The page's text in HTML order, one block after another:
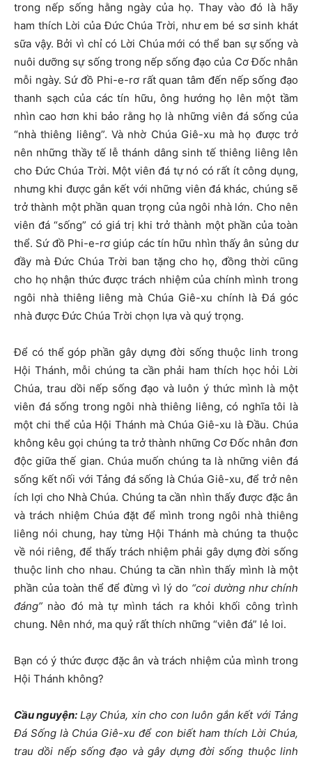
trong nếp sống hằng ngày của họ. Thay vào đó là hãy
ham thích Lời của Đức Chúa Trời, như em bé sơ sinh khát
sữa vậy. Bởi vì chỉ có Lời Chúa mới có thể ban sự sống và
nuôi dưỡng sự sống trong nếp sống đạo của Cơ Đốc nhân
mỗi ngày. Sứ đồ Phi-e-rơ rất quan tâm đến nếp sống đạo
thanh sạch của các tín hữu, ông hướng họ lên một tầm
nhìn cao hơn khi bảo rằng họ là những viên đá sống của
“nhà thiêng liêng”. Và nhờ Chúa Giê-xu mà họ được trở
nên những thầy tế lễ thánh dâng sinh tế thiêng liêng lên
cho Đức Chúa Trời. Một viên đá tự nó có rất ít công dụng,
nhưng khi được gắn kết với những viên đá khác, chúng sẽ
trở thành một phần quan trọng của ngôi nhà lớn. Cho nên
viên đá “sống” có giá trị khi trở thành một phần của toàn
thể. Sứ đồ Phi-e-rơ giúp các tín hữu nhìn thấy ân sủng dư
đầy mà Đức Chúa Trời ban tặng cho họ, đồng thời cũng
cho họ nhận thức được trách nhiệm của chính mình trong
ngôi nhà thiêng liêng mà Chúa Giê-xu chính là Đá góc
nhà được Đức Chúa Trời chọn lựa và quý trọng.
Để có thể góp phần gây dựng đời sống thuộc linh trong
Hội Thánh, mỗi chúng ta cần phải ham thích học hỏi Lời
Chúa, trau dồi nếp sống đạo và luôn ý thức mình là một
viên đá sống trong ngôi nhà thiêng liêng, có nghĩa tôi là
một chi thể của Hội Thánh mà Chúa Giê-xu là Đầu. Chúa
không kêu gọi chúng ta trở thành những Cơ Đốc nhân đơn
độc giữa thế gian. Chúa muốn chúng ta là những viên đá
sống kết nối với Tảng đá sống là Chúa Giê-xu, để trở nên
ích lợi cho Nhà Chúa. Chúng ta cần nhìn thấy được đặc ân
và trách nhiệm Chúa đặt để mình trong ngôi nhà thiêng
liêng nói chung, hay từng Hội Thánh mà chúng ta thuộc
về nói riêng, để thấy trách nhiệm phải gây dựng đời sống
thuộc linh cho nhau. Chúng ta cần nhìn thấy mình là một
phần của toàn thể để đừng vì lý do “coi dường như chính
đáng” nào đó mà tự mình tách ra khỏi khối công trình
chung. Nên nhớ, ma quỷ rất thích những “viên đá” lẻ loi.
Bạn có ý thức được đặc ân và trách nhiệm của mình trong
Hội Thánh không?
Cầu nguyện: Lạy Chúa, xin cho con luôn gắn kết với Tảng
Đá Sống là Chúa Giê-xu để con biết ham thích Lời Chúa,
trau dồi nếp sống đạo và gây dựng đời sống thuộc linh